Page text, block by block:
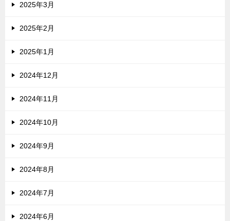
2025年3月
2025年2月
2025年1月
2024年12月
2024年11月
2024年10月
2024年9月
2024年8月
2024年7月
2024年6月